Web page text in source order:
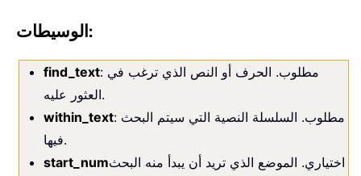
الوسيطات:
find_text: مطلوب. الحرف أو النص الذي ترغب في
العثور عليه.
within_text: مطلوب. السلسلة النصية التي سيتم البحث
فيها.
start_numاختياري. الموضع الذي تريد أن يبدأ منه البحث